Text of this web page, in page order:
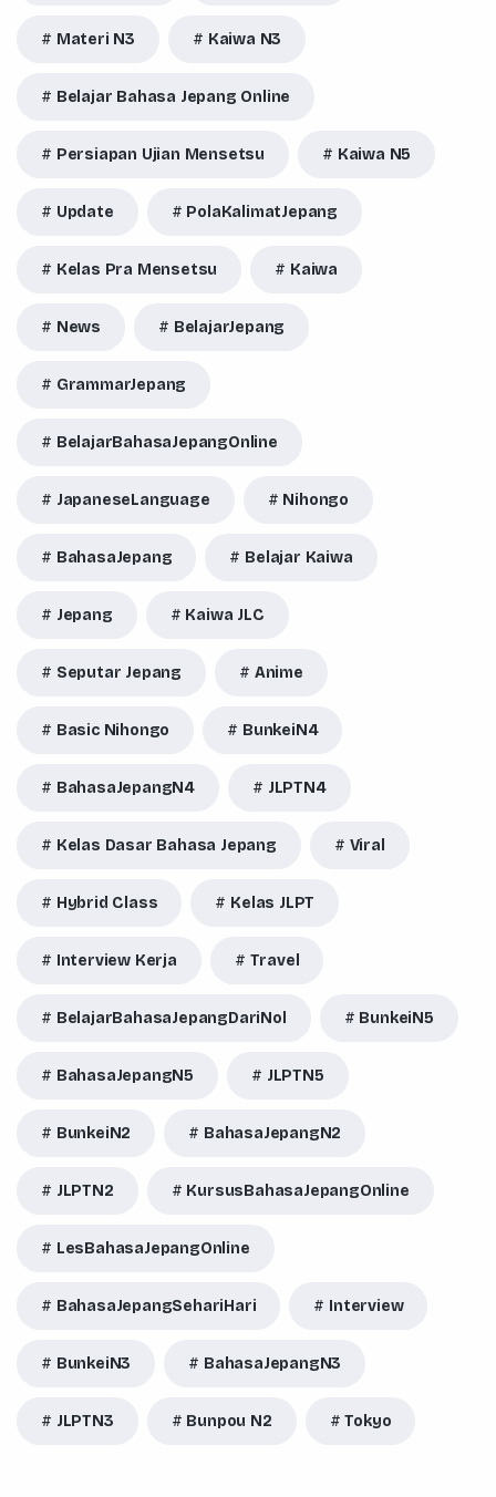
Materi N3 Kaiwa N3
Belajar Bahasa Jepang Online
Persiapan Ujian Mensetsu Kaiwa N5
Update PolaKalimatJepang
Kelas Pra Mensetsu Kaiwa
News BelajarJepang
GrammarJepang
BelajarBahasaJepangOnline
JapaneseLanguage Nihongo
BahasaJepang Belajar Kaiwa
Jepang Kaiwa JLC
Seputar Jepang Anime
Basic Nihongo BunkeiN4
BahasaJepangN4 JLPTN4
Kelas Dasar Bahasa Jepang Viral
Hybrid Class Kelas JLPT
Interview Kerja Travel
BelajarBahasaJepangDariNol BunkeiN5
BahasaJepangN5 JLPTN5
BunkeiN2 BahasaJepangN2
JLPTN2 KursusBahasaJepangOnline
LesBahasaJepangOnline
BahasaJepangSehariHari Interview
BunkeiN3 BahasaJepangN3
JLPTN3 Bunpou N2 Tokyo